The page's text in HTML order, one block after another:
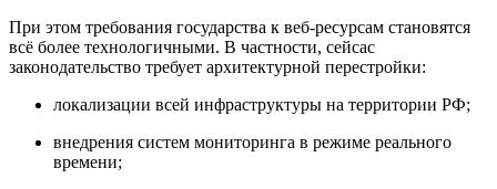
При этом требования государства к веб-ресурсам становятся
всё более технологичными. В частности, сейсас
законодательство требует архитектурной перестройки:
локализации всей инфраструктуры на территории РФ;
внедрения систем мониторинга в режиме реального
времени;